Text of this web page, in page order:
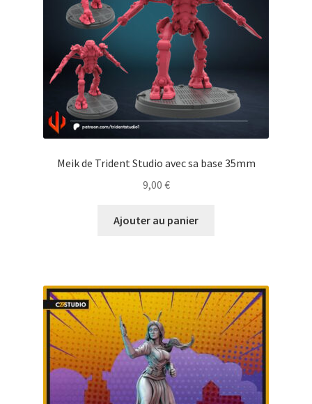
Meik de Trident Studio avec sa base 35mm
9,00 €
Ajouter au panier